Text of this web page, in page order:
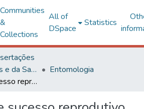
Communities
&
Collections
All of
DSpace
Statistics
Ciências Biológicas e da Saúde
Entomologia
Competição e sucesso reprodutivo de carunchos do feijão